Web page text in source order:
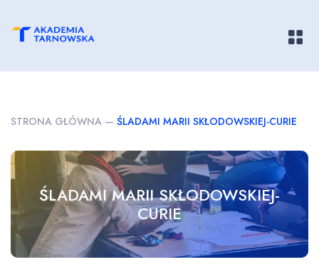
STRONA GŁÓWNA — ŚLADAMI MARII SKŁODOWSKIEJ-CURIE
ŚLADAMI MARII SKŁODOWSKIEJ-
CURIE